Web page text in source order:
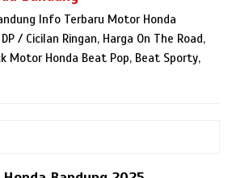
Info Terbaru Motor Honda
/ Cicilan Ringan, Harga On The Road,
Motor Honda Beat Pop, Beat Sporty,